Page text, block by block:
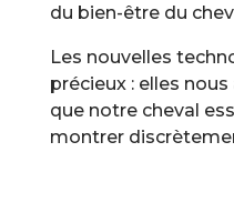
du bien-être du
Les nouvelles
précieux : elles
que notre cheval
montrer